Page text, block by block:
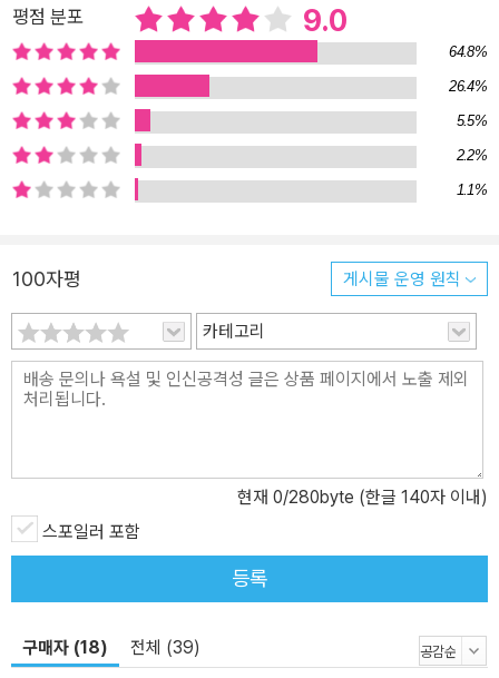
펼치면 타인의 슬픔을 위로하기 위해 성실히 거짓말을 해야 했던 한
소녀를 만나게 된다. 그 소녀의 이름은 ‘이해미’. 1994년 도시가스 폭
발 사고로 친언니를 한순간에 잃고 너무 일찍 인생의 비극성을 깨달
아버린 아이다. 엄마와 아빠는 언니를 잃은 고통을 해미에게 감추지
못할 정도로 힘겨워하고, 여동생 ‘해나’는 아직 어려서 무슨 일이 일어
났는지 모르는 듯 마냥 해맑아 보인다. 장녀가 된 해미는 선의의 거짓
말로 엄마 아빠를 안심시키고 해나의 응석을 받아주며 혼자 슬픔을
다. 살아 있는 게 내가 아니라 언니였다면 언니는 틀림없이 엄마 아빠
를 기쁘게 해주었을 텐데. 그런 생각이 들면 참을 수 없이 괴로웠다.
“좋아요.” 나는 한국에서 사람들이 수군거리는 소리를 듣는 것만큼이
나 낯선 나라로 가는 것이 싫었지만, 엄마 아빠를 위해 그렇게만 말했
다. 다른 사람을 행복하게 해주기 위해서는 때로 체념이 필요했다.(3
어간다. 그런 해미의 고독과 불안을 가장 먼저 눈치채고 따뜻하게 손
내밀어준 사람은 해미의 친이모 ‘행자 이모’다. 행자 이모는 파독간호
조무사가 되어 건너간 독일에 정착하여 ‘마리아 이모’와 ‘선자 이모’,
그 밖의 많은 파독 간호 여성들과 공동체를 이루어 살아가고 있다. 수
많은 ‘이모’들의 보살핌 속에서 해미는 자신보다 앞서 타국에 자리잡
화된다. 그 여성들이 가족과 국가를 위해 삶을 희생한 집합체가 아닌
평점 분포 9.0
64.8%
26.4%
5.5%
2.2%
1.1%
100자평 게시물 운영 원칙
카테고리
현재 0/280byte (한글 140자 이내)
스포일러 포함
등록
구매자 (18) 전체 (39)